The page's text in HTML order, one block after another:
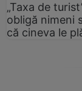
„Taxa de
obligă nimeni
că cineva le